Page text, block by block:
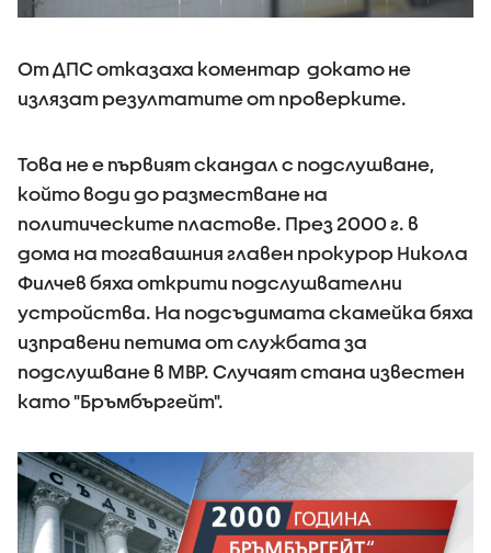
От ДПС отказаха коментар докато не
излязат резултатите от проверките.
Това не е първият скандал с подслушване,
който води до разместване на
политическите пластове. През 2000 г. в
дома на тогавашния главен прокурор Никола
Филчев бяха открити подслушвателни
устройства. На подсъдимата скамейка бяха
изправени петима от службата за
подслушване в МВР. Случаят стана известен
като "Бръмбъргейт".